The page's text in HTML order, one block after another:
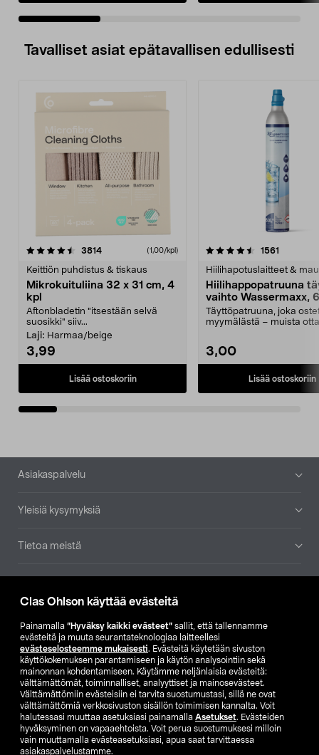
Clas Ohlson käyttää evästeitä
Painamalla ”Hyväksy kaikki evästeet” sallit, että tallennamme
evästeitä ja muuta seurantateknologiaa laitteellesi
evästeselosteemme mukaisesti. Evästeitä käytetään sivuston
käyttökokemuksen parantamiseen ja käytön analysointiin sekä
mainonnan kohdentamiseen. Käytämme neljänlaisia evästeitä:
välttämättömät, toiminnalliset, analyyttiset ja mainosevästeet.
Välttämättömiin evästeisiin ei tarvita suostumustasi, sillä ne ovat
välttämättömiä verkkosivuston sisällön toimimisen kannalta. Voit
halutessasi muuttaa asetuksiasi painamalla Asetukset. Evästeiden
hyväksyminen on vapaaehtoista. Voit perua suostumuksesi milloin
vain muuttamalla evästeasetuksiasi, apua saat tarvittaessa
asiakaspalvelustamme.
Tavalliset asiat epätavallisen edullisesti
3814arvostelut (1,00/kpl)
Keittiön puhdistus & tiskaus
Mikrokuituliina 32 x 31 cm, 4
kpl
Aftonbladetin "itsestään selvä
suosikki" siiv...
Laji: Harmaa/beige
3,99
Lisää ostoskoriin
4.5viidestä
1561
Hiilihapotuslaitteet &
Hiilihappopatruuna
vaihto Wassermaxx,
Täyttöpatruuna, joka
myymälästä – muista
3,00
Lisää ostoskoriin
4.5viidestä
Alatunniste
Asiakaspalvelu
Yleisiä kysymyksiä
Tietoa meistä
Etsi myymälä
SE NO FI
FI SV